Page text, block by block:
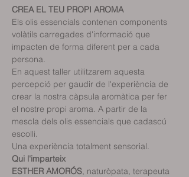
CREA EL TEU PROPI AROMA
Els olis essencials contenen components
volàtils carregades d'informació que
impacten de forma diferent per a cada
persona.
En aquest taller utilitzarem aquesta
percepció per gaudir de l'experiència de
crear la nostra càpsula aromàtica per fer
el nostre propi aroma. A partir de la
mescla dels olis essencials que cadascú
escolli.
Una experiència totalment sensorial.
Qui l'imparteix
ESTHER AMORÓS, naturòpata, terapeuta